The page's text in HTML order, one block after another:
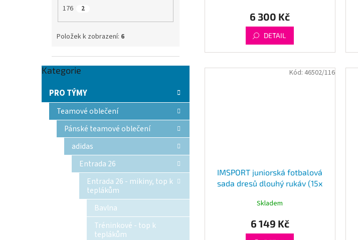
176 2
Položek k zobrazení: 6
Přeskočit
kategorie
Kategorie
PRO TÝMY
Teamové oblečení
Pánské teamové oblečení
adidas
Entrada 26
Entrada 26 - mikiny, top k
teplákům
Bavlna
Tréninkové - top k
teplákům
6 300 Kč
DETAIL
IMSPORT juniorská fotbalová
sada dresů dlouhý rukáv (15x
Skladem
6 149 Kč
Kód: 46502/116